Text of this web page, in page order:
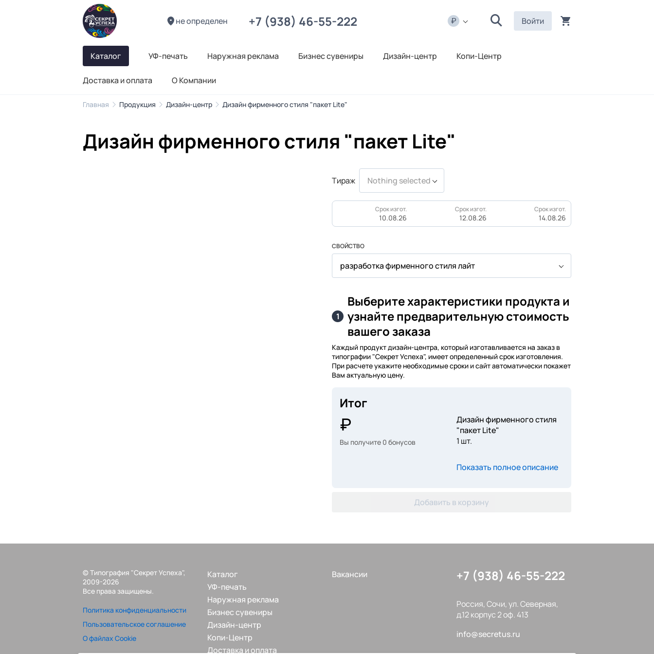
не определен +7 (938) 46-55-222 Войти
Каталог УФ-печать Наружная реклама Бизнес сувениры Дизайн-центр Копи-Центр
Доставка и оплата О Компании
Главная Продукция Дизайн-центр Дизайн фирменного стиля "пакет Lite"
Дизайн фирменного стиля "пакет Lite"
Тираж Nothing selected
Срок изгот.
10.08.26
Срок изгот.
12.08.26
Срок изгот.
14.08.26
СВОЙСТВО
разработка фирменного стиля лайт
1
Выберите характеристики продукта и
узнайте предварительную стоимость
вашего заказа
Каждый продукт дизайн-центра, который изготавливается на заказ в
типографии "Секрет Успеха", имеет определенный срок изготовления.
При расчете укажите необходимые сроки и сайт автоматически покажет
Вам актуальную цену.
Итог
Вы получите 0 бонусов
Дизайн фирменного стиля
"пакет Lite"
1 шт.
Показать полное описание
Добавить в корзину
© Типография "Секрет Успеха",
2009-2026
Все права защищены.
Политика конфиденциальности
Пользовательское соглашение
О файлах Cookie
Каталог
УФ-печать
Наружная реклама
Бизнес сувениры
Дизайн-центр
Копи-Центр
Доставка и оплата
Вакансии +7 (938) 46-55-222
Россия, Сочи, ул. Северная,
д.12 корпус 2 оф. 413
info@secretus.ru